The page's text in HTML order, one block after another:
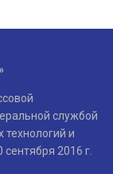
службой
и
2016 г.